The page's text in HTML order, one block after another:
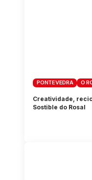
PONTEVEDRA O
Creatividade,
Sostible do Rosal